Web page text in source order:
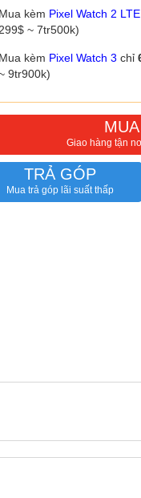
Mua kèm Pixel Watch 2 LTE
~ 7tr500k)
Mua kèm Pixel Watch 3 chỉ
9tr900k)
Giao hàng tận
TRẢ GÓP
Mua trả góp lãi suất thấp